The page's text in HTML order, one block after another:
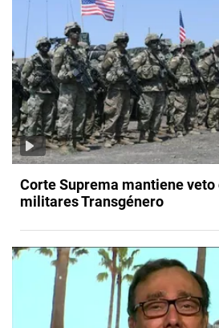
Corte Suprema mantiene veto
militares Transgénero